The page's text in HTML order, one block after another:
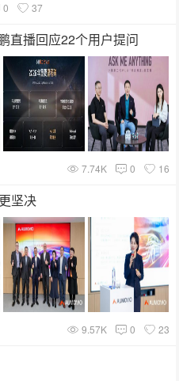
0 37
直播回应22个用户提问
7.74K 0 16
坚决
9.57K 0 23